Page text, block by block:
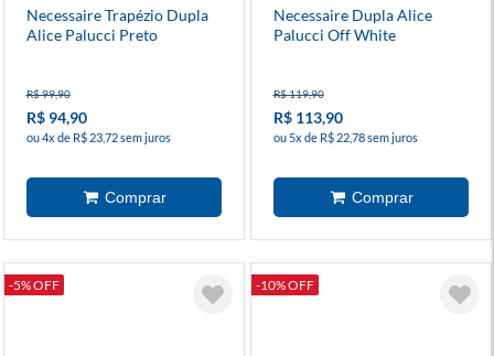
Necessaire Trapézio Dupla
Alice Palucci Preto
R$ 99,90
R$ 94,90
ou 4x de R$ 23,72 sem juros
Necessaire Dupla Alice
Palucci Off White
R$ 119,90
R$ 113,90
ou 5x de R$ 22,78 sem juros
-5% OFF -10% OFF